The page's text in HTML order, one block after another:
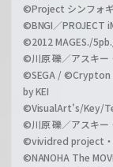
©Project シンフォ
©BNGI／PROJECT
©2012 MAGES./
©川原 礫／アスキー
©SEGA / ©Crypton
by KEI
©VisualArt's/Key/
©川原 礫／アスキー
©vividred project・
©NANOHA The